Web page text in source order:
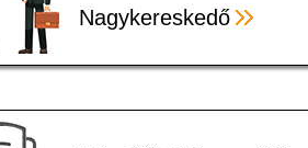
Nagykereskedő